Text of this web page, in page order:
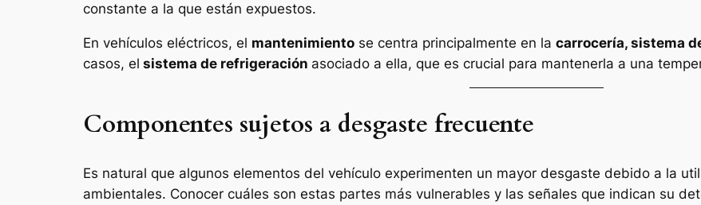
constante a la que están expuestos.
En vehículos eléctricos, el mantenimiento se centra principalmente en la carrocería, sistema
casos, el sistema de refrigeración asociado a ella, que es crucial para mantenerla a una
Componentes sujetos a desgaste frecuente
Es natural que algunos elementos del vehículo experimenten un mayor desgaste debido a la
ambientales. Conocer cuáles son estas partes más vulnerables y las señales que indican su